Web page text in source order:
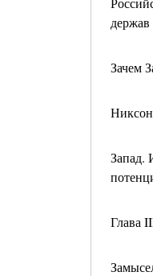
держав
Зачем
Запад.